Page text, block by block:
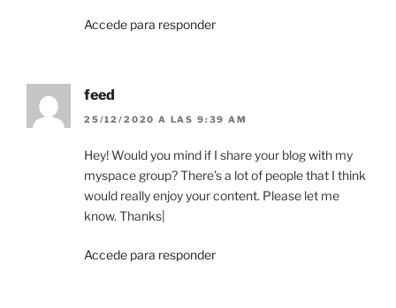
Accede para responder
feed
25/12/2020 A LAS 9:39 AM
Hey! Would you mind if I share your blog with my
myspace group? There’s a lot of people that I think
would really enjoy your content. Please let me
know. Thanks|
Accede para responder